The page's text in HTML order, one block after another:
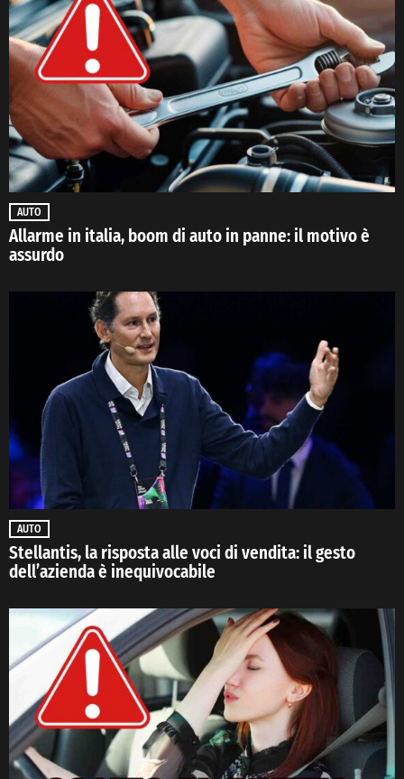
AUTO
Allarme in italia, boom di auto in panne: il motivo è
assurdo
AUTO
Stellantis, la risposta alle voci di vendita: il gesto
dell’azienda è inequivocabile